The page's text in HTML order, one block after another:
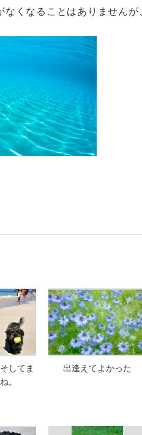
なくなることはありません
してま
。
出逢えてよかった